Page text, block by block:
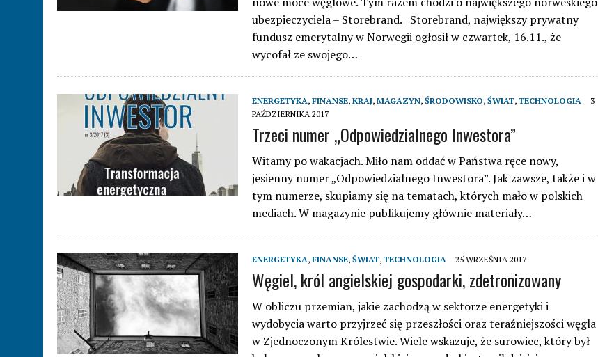
ubezpieczyciela – Storebrand. Storebrand, największy prywatny
fundusz emerytalny w Norwegii ogłosił w czwartek, 16.11., że
wycofał ze swojego…
ENERGETYKA, FINANSE, KRAJ, MAGAZYN, ŚRODOWISKO, ŚWIAT, TECHNOLOGIA
3
PAŹDZIERNIKA 2017
Trzeci numer „Odpowiedzialnego Inwestora”
Witamy po wakacjach. Miło nam oddać w Państwa ręce nowy,
jesienny numer „Odpowiedzialnego Inwestora”. Jak zawsze, także i w
tym numerze, skupiamy się na tematach, których mało w polskich
mediach. W magazynie publikujemy głównie materiały…
ENERGETYKA, FINANSE, ŚWIAT, TECHNOLOGIA 25 WRZEŚNIA 2017
Węgiel, król angielskiej gospodarki, zdetronizowany
W obliczu przemian, jakie zachodzą w sektorze energetyki i
wydobycia warto przyjrzeć się przeszłości oraz teraźniejszości węgla
w Zjednoczonym Królestwie. Wiele wskazuje, że surowiec, który był